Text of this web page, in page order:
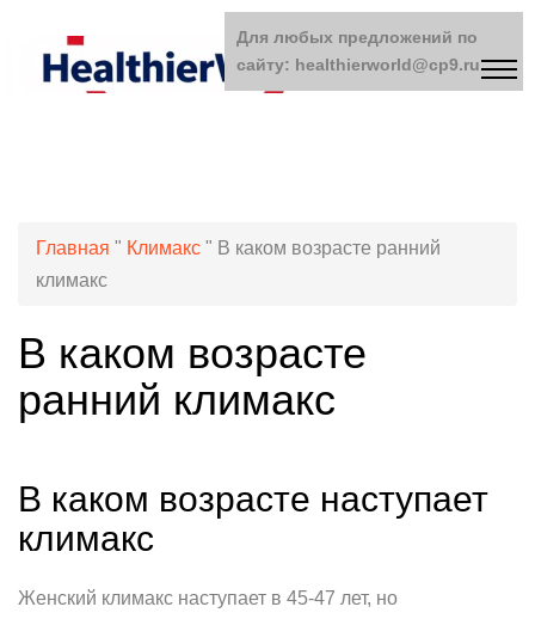
Главная " Климакс " В каком возрасте ранний
климакс
В каком возрасте
ранний климакс
В каком возрасте наступает
климакс
Женский климакс наступает в 45-47 лет, но
Для любых предложений по
сайту: healthierworld@cp9.ru